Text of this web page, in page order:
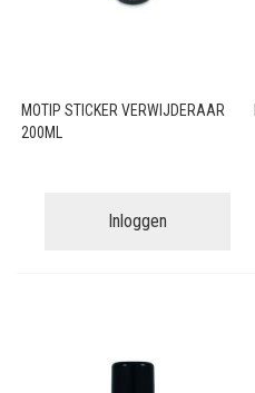
MOTIP STICKER VERWIJDERAAR
200ML
Inloggen